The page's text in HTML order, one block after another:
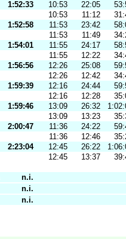
1:52:33 10:53 22:05
10:53
11:12
1:52:58 11:53 23:42
11:53
11:49
1:54:01 11:55 24:17
11:55
12:22
1:56:56 12:26 25:08
12:26
12:42
1:59:39 12:16 24:44
12:16
12:28
1:59:46 13:09 26:32
13:09
13:23
2:00:47 11:36 24:22
11:36
12:46
2:23:04 12:45 26:22
12:45
13:37
n.i.
n.i.
n.i.